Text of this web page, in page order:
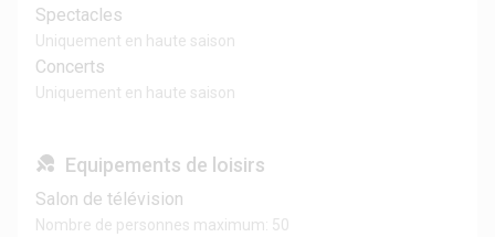
Spectacles
Uniquement en haute saison
Concerts
Uniquement en haute saison
Equipements de loisirs
Salon de télévision
Nombre de personnes maximum: 50